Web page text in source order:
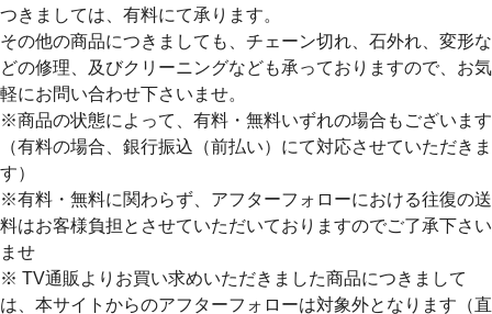
つきましては、有料にて承ります。
その他の商品につきましても、チェーン切れ、石外れ、変形な
どの修理、及びクリーニングなども承っておりますので、お気
軽にお問い合わせ下さいませ。
※商品の状態によって、有料・無料いずれの場合もございます
（有料の場合、銀行振込（前払い）にて対応させていただきま
す）
※有料・無料に関わらず、アフターフォローにおける往復の送
料はお客様負担とさせていただいておりますのでご了承下さい
ませ
※ TV通販よりお買い求めいただきました商品につきまして
は、本サイトからのアフターフォローは対象外となります（直